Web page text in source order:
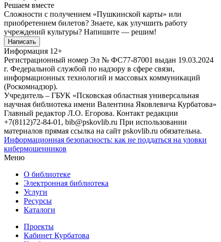
Решаем вместе
Сложности с получением «Пушкинской карты» или
приобретением билетов? Знаете, как улучшить работу
учреждений культуры? Напишите — решим!
Написать
Информация 12+
Регистрационный номер Эл № ФС77-87001 выдан 19.03.2024
г. Федеральной службой по надзору в сфере связи,
информационных технологий и массовых коммуникаций
(Роскомнадзор).
Учредитель – ГБУК «Псковская областная универсальная
научная библиотека имени Валентина Яковлевича Курбатова»
Главный редактор Л.О. Егорова. Контакт редакции
+7(8112)72-84-01, bib@pskovlib.ru При использовании
материалов прямая ссылка на сайт pskovlib.ru обязательна.
Информационная безопасность: как не поддаться на уловки
кибермошенников
Меню
О библиотеке
Электронная библиотека
Услуги
Ресурсы
Каталоги
Проекты
Кабинет Курбатова